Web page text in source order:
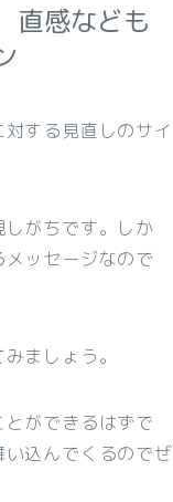
直感なども
する見直しのサイ
がちです。しか
ッセージなので
ましょう。
ができるはずで
込んでくるのでぜ